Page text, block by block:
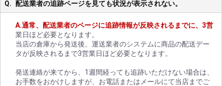
配送業者の追跡ページを見ても状況が表示されない。
通常、配送業者のページに追跡情報が反映されるまでに、3営
業日ほど必要となります。
当店の倉庫から発送後、運送業者のシステムに商品の配送デー
タが反映されるまで3営業日ほど必要となります。
発送連絡が来てから、1週間経っても追跡いただけない場合は、
お手数をおかけしますが、お電話またはメールにて当店までご